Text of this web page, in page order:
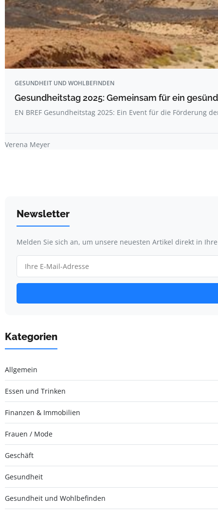
GESUNDHEIT UND WOHLBEFINDEN
Gesundheitstag 2025: Gemeinsam für ein
EN BREF Gesundheitstag 2025: Ein Event für die Förderung
Verena Meyer
Newsletter
Melden Sie sich an, um unsere neuesten Artikel direkt in
Kategorien
Allgemein
Essen und Trinken
Finanzen & Immobilien
Frauen / Mode
Geschäft
Gesundheit
Gesundheit und Wohlbefinden